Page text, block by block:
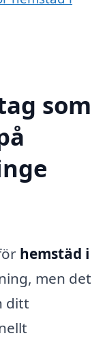
som
hemstäd i
men det
ditt